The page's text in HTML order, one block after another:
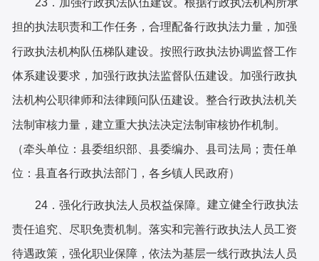
23 ．加强行政执法队伍建设。
担的执法职责和工作任务，合理配备行政执法力量，加强
行政执法机构队伍梯队建设。按照行政执法协调监督工作
体系建设要求，加强行政执法监督队伍建设。加强行政执
法机构公职律师和法律顾问队伍建设。整合行政执法机关
法制审核力量，建立重大执法决定法制审核协作机制。
（牵头单位：县委组织部、县委编办、县司法局；责任单
位：县直各行政执法部门，各乡镇人民政府）
24 ．强化行政执法人员权益保障。建立健全行政执法
责任追究、尽职免责机制。落实和完善行政执法人员工资
待遇政策，强化职业保障，依法为基层一线行政执法人员